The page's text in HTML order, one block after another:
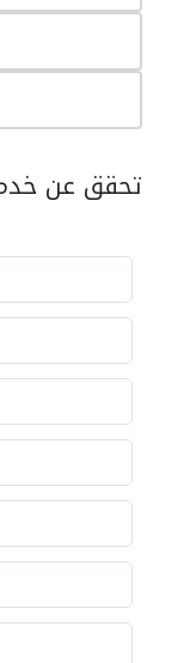
تحقق عن